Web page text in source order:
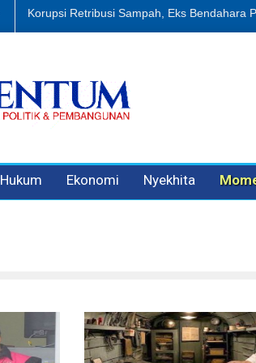
Dugaan Penipuan Oleh Oknum Kadis,
Hukum Ekonomi Nyekhita